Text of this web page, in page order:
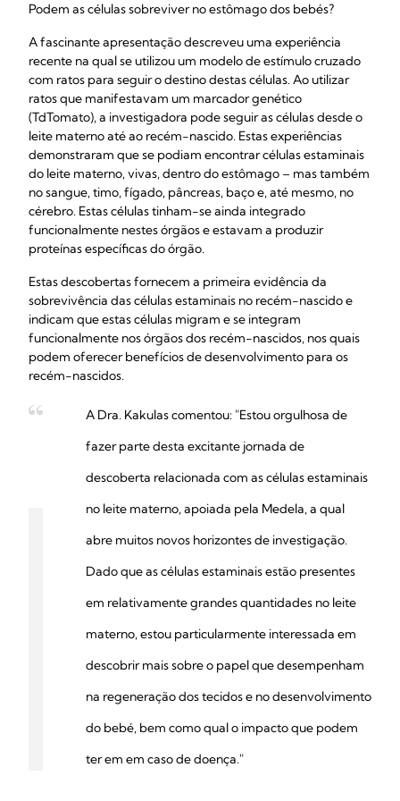
Podem as células sobreviver no estômago dos bebés?
A fascinante apresentação descreveu uma experiência
recente na qual se utilizou um modelo de estímulo cruzado
com ratos para seguir o destino destas células. Ao utilizar
ratos que manifestavam um marcador genético
(TdTomato), a investigadora pode seguir as células desde o
leite materno até ao recém-nascido. Estas experiências
demonstraram que se podiam encontrar células estaminais
do leite materno, vivas, dentro do estômago – mas também
no sangue, timo, fígado, pâncreas, baço e, até mesmo, no
cérebro. Estas células tinham-se ainda integrado
funcionalmente nestes órgãos e estavam a produzir
proteínas específicas do órgão.
Estas descobertas fornecem a primeira evidência da
sobrevivência das células estaminais no recém-nascido e
indicam que estas células migram e se integram
funcionalmente nos órgãos dos recém-nascidos, nos quais
podem oferecer benefícios de desenvolvimento para os
recém-nascidos.
A Dra. Kakulas comentou: "Estou orgulhosa de
fazer parte desta excitante jornada de
descoberta relacionada com as células estaminais
no leite materno, apoiada pela Medela, a qual
abre muitos novos horizontes de investigação.
Dado que as células estaminais estão presentes
em relativamente grandes quantidades no leite
materno, estou particularmente interessada em
descobrir mais sobre o papel que desempenham
na regeneração dos tecidos e no desenvolvimento
do bebé, bem como qual o impacto que podem
ter em em caso de doença."